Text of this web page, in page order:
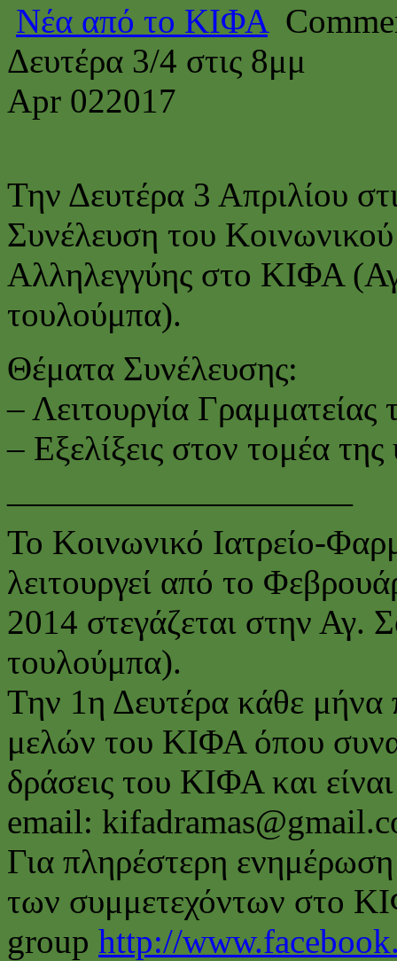
Νέα από το ΚΙΦΑ
Δευτέρα 3/4 στις 8μμ
Apr 022017
Την Δευτέρα 3 Απριλίου
Συνέλευση του
Αλληλεγγύης στο ΚΙΦΑ
τουλούμπα).
Θέματα Συνέλευσης:
– Λειτουργία
– Εξελίξεις στον τομέα της
——————————
Το Κοινωνικό Ιατρείο-
λειτουργεί από το
2014 στεγάζεται στην Αγ.
τουλούμπα).
Την 1η Δευτέρα κάθε μήνα
μελών του ΚΙΦΑ όπου
δράσεις του ΚΙΦΑ και
email:
Για πληρέστερη ενημέρωση
των συμμετεχόντων στο
group http://